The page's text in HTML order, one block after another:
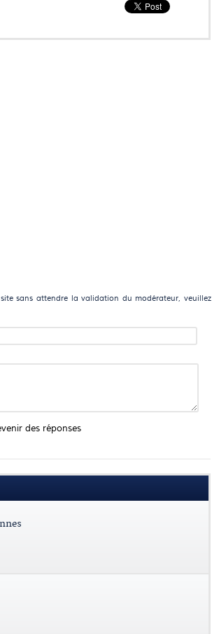
sans attendre la validation du modérateur, veuillez
des réponses